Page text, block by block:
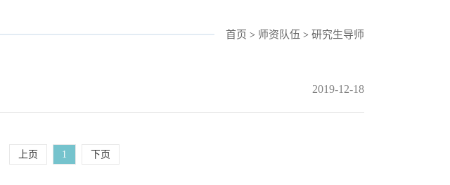
首页 > 师资队伍 > 研究生导师
2019-12-18
上页 1 下页